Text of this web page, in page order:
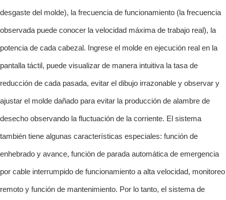
desgaste del molde), la frecuencia de funcionamiento (la frecuencia
observada puede conocer la velocidad máxima de trabajo real), la
potencia de cada cabezal. Ingrese el molde en ejecución real en la
pantalla táctil, puede visualizar de manera intuitiva la tasa de
reducción de cada pasada, evitar el dibujo irrazonable y observar y
ajustar el molde dañado para evitar la producción de alambre de
desecho observando la fluctuación de la corriente. El sistema
también tiene algunas características especiales: función de
enhebrado y avance, función de parada automática de emergencia
por cable interrumpido de funcionamiento a alta velocidad, monitoreo
remoto y función de mantenimiento. Por lo tanto, el sistema de